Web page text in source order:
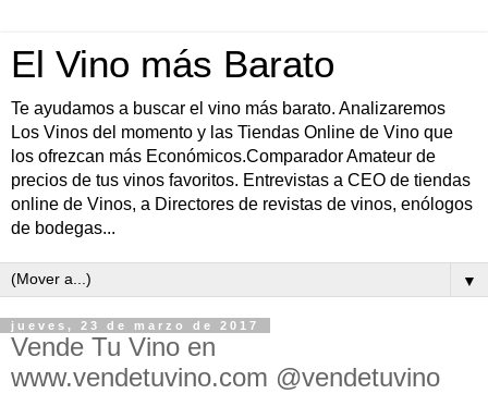
El Vino más Barato
Te ayudamos a buscar el vino más barato. Analizaremos
Los Vinos del momento y las Tiendas Online de Vino que
los ofrezcan más Económicos.Comparador Amateur de
precios de tus vinos favoritos. Entrevistas a CEO de tiendas
online de Vinos, a Directores de revistas de vinos, enólogos
de bodegas...
▼
jueves, 23 de marzo de 2017
Vende Tu Vino en
www.vendetuvino.com @vendetuvino